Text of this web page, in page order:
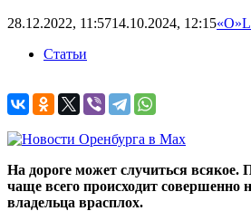
28.12.2022, 11:5714.10.2024, 12:15«О»
Статьи
На дороге может случиться всякое.
чаще всего происходит совершенно
владельца врасплох.